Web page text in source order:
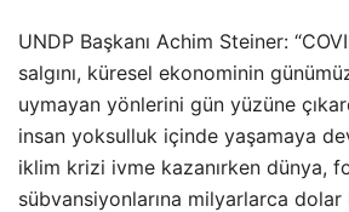
UNDP Başkanı Achim Steiner:
salgını, küresel ekonominin
uymayan yönlerini gün yüzüne
insan yoksulluk içinde yaşamaya
iklim krizi ivme kazanırken dünya,
sübvansiyonlarına milyarlarca